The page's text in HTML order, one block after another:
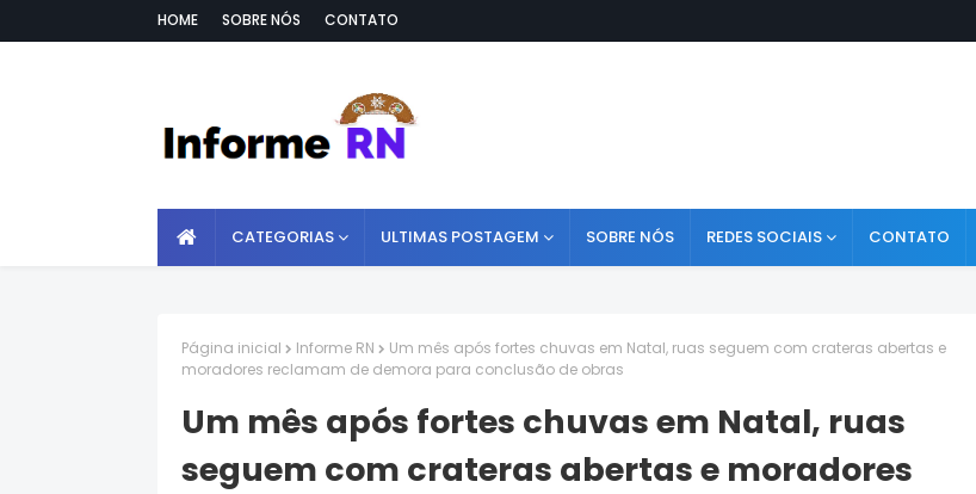
HOME SOBRE NÓS CONTATO
CATEGORIAS ULTIMAS POSTAGEM SOBRE NÓS REDES SOCIAIS CONTATO
Página inicial Informe RN
Um mês após fortes chuvas em Natal, ruas seguem com crateras abertas e
moradores reclamam de demora para conclusão de obras
Um mês após fortes chuvas em Natal, ruas
seguem com crateras abertas e moradores